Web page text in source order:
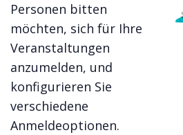
Personen bitten
möchten, sich für Ihre
Veranstaltungen
anzumelden, und
konfigurieren Sie
verschiedene
Anmeldeoptionen.